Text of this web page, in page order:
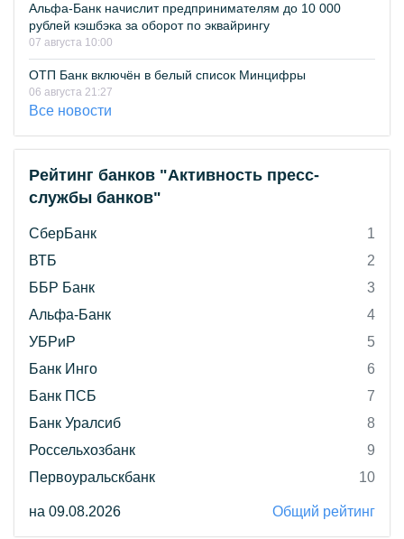
Альфа-Банк начислит предпринимателям до 10 000
рублей кэшбэка за оборот по эквайрингу
07 августа 10:00
ОТП Банк включён в белый список Минцифры
06 августа 21:27
Все новости
Рейтинг банков "Активность пресс-
службы банков"
СберБанк
1
ВТБ
2
ББР Банк
3
Альфа-Банк
4
УБРиР
5
Банк Инго
6
Банк ПСБ
7
Банк Уралсиб
8
Россельхозбанк
9
Первоуральскбанк
10
на 09.08.2026 Общий рейтинг